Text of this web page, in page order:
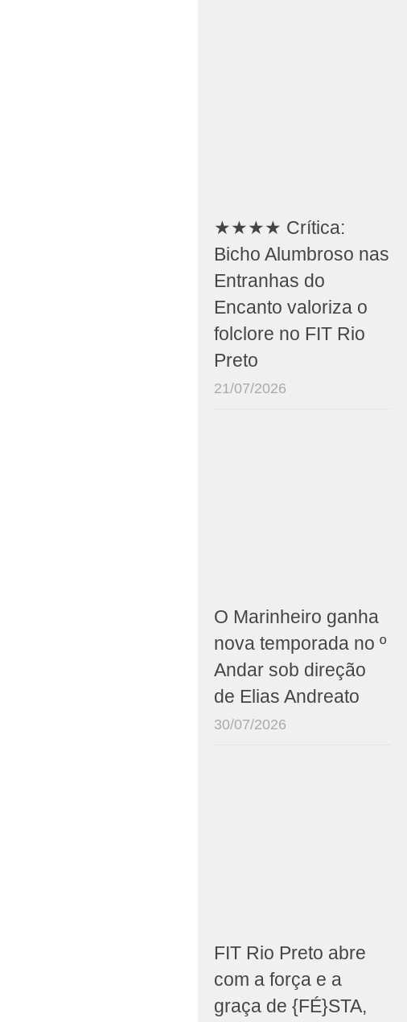
★★★★ Crítica:
Bicho Alumbroso nas
Entranhas do
Encanto valoriza o
folclore no FIT Rio
Preto
21/07/2026
O Marinheiro ganha
nova temporada no º
Andar sob direção
de Elias Andreato
30/07/2026
FIT Rio Preto abre
com a força e a
graça de {FÉ}STA,